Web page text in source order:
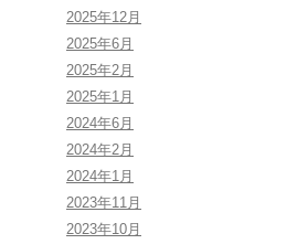
2025年12月
2025年6月
2025年2月
2025年1月
2024年6月
2024年2月
2024年1月
2023年11月
2023年10月